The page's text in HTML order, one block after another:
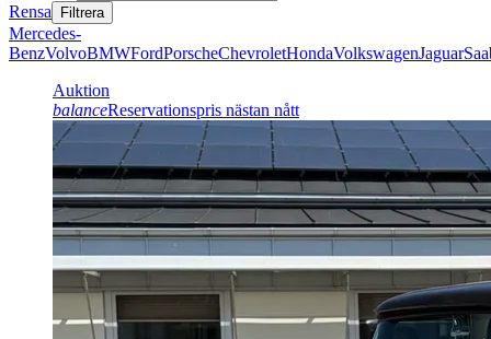
Rensa
Filtrera
Mercedes-
BenzVolvoBMWFordPorscheChevroletHondaVolkswagenJaguar
Auktion
balanceReservationspris nästan nått